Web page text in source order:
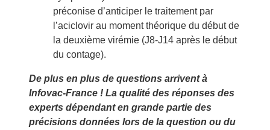
préconise d’anticiper le traitement par
l’aciclovir au moment théorique du début de
la deuxième virémie (J8-J14 après le début
du contage).
De plus en plus de questions arrivent à
Infovac-France ! La qualité des réponses des
experts dépendant en grande partie des
précisions données lors de la question ou du